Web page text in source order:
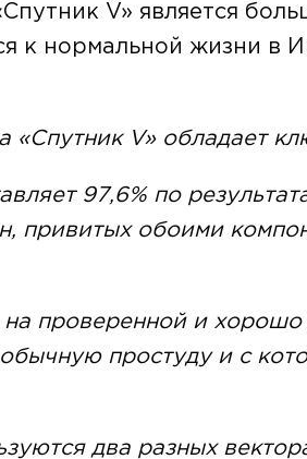
V» является
к нормальной жизни в
«Спутник V» обладает
97,6% по
привитых обоими
на проверенной и
простуду и с
два разных